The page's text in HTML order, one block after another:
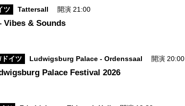
ツ Tattersall 開演 21:00
Vibes & Sounds
イツ Ludwigsburg Palace - Ordenssaal 開演 20:00
Palace Festival 2026